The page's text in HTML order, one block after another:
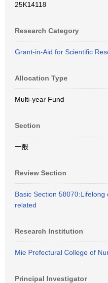
25K14118
Research Category
Grant-in-Aid for Scientific
Allocation Type
Multi-year Fund
Section
一般
Review Section
Basic Section
related
Research Institution
Mie Prefectural College of
Principal Investigator